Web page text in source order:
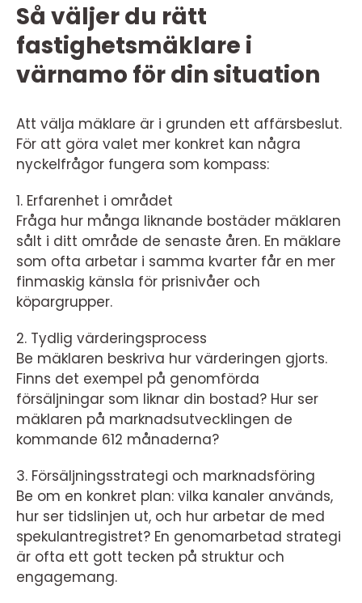
Så väljer du rätt
fastighetsmäklare i
värnamo för din situation
Att välja mäklare är i grunden ett affärsbeslut.
För att göra valet mer konkret kan några
nyckelfrågor fungera som kompass:
1. Erfarenhet i området
Fråga hur många liknande bostäder mäklaren
sålt i ditt område de senaste åren. En mäklare
som ofta arbetar i samma kvarter får en mer
finmaskig känsla för prisnivåer och
köpargrupper.
2. Tydlig värderingsprocess
Be mäklaren beskriva hur värderingen gjorts.
Finns det exempel på genomförda
försäljningar som liknar din bostad? Hur ser
mäklaren på marknadsutvecklingen de
kommande 612 månaderna?
3. Försäljningsstrategi och marknadsföring
Be om en konkret plan: vilka kanaler används,
hur ser tidslinjen ut, och hur arbetar de med
spekulantregistret? En genomarbetad strategi
är ofta ett gott tecken på struktur och
engagemang.